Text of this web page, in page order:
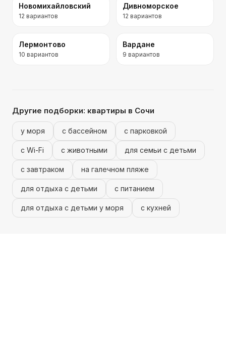
Новомихайловский
12 вариантов
Дивноморское
12 вариантов
Лермонтово
10 вариантов
Вардане
9 вариантов
Другие подборки: квартиры в Сочи
у моря с бассейном с парковкой
с Wi-Fi с животными для семьи с детьми
с завтраком на галечном пляже
для отдыха с детьми с питанием
для отдыха с детьми у моря с кухней